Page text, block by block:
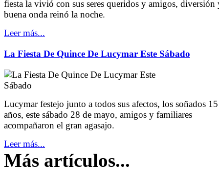
fiesta la vivió con sus seres queridos y amigos, diversión
buena onda reinó la noche.
Leer más...
La Fiesta De Quince De Lucymar Este Sábado
Lucymar festejo junto a todos sus afectos, los soñados 15
años, este sábado 28 de mayo, amigos y familiares
acompañaron el gran agasajo.
Leer más...
Más artículos...